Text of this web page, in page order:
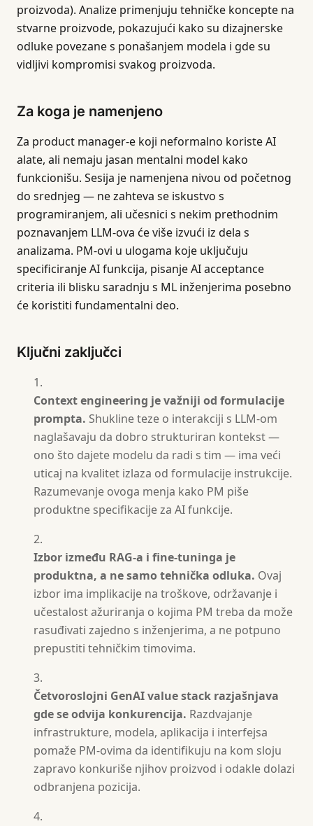
proizvoda). Analize primenjuju tehničke koncepte na
stvarne proizvode, pokazujući kako su dizajnerske
odluke povezane s ponašanjem modela i gde su
vidljivi kompromisi svakog proizvoda.
Za koga je namenjeno
Za product manager-e koji neformalno koriste AI
alate, ali nemaju jasan mentalni model kako
funkcionišu. Sesija je namenjena nivou od početnog
do srednjeg — ne zahteva se iskustvo s
programiranjem, ali učesnici s nekim prethodnim
poznavanjem LLM-ova će više izvući iz dela s
analizama. PM-ovi u ulogama koje uključuju
specificiranje AI funkcija, pisanje AI acceptance
criteria ili blisku saradnju s ML inženjerima posebno
će koristiti fundamentalni deo.
Ključni zaključci
Context engineering je važniji od formulacije
prompta. Shukline teze o interakciji s LLM-om
naglašavaju da dobro strukturiran kontekst —
ono što dajete modelu da radi s tim — ima veći
uticaj na kvalitet izlaza od formulacije instrukcije.
Razumevanje ovoga menja kako PM piše
produktne specifikacije za AI funkcije.
Izbor između RAG-a i fine-tuninga je
produktna, a ne samo tehnička odluka. Ovaj
izbor ima implikacije na troškove, održavanje i
učestalost ažuriranja o kojima PM treba da može
rasuđivati zajedno s inženjerima, a ne potpuno
prepustiti tehničkim timovima.
Četvoroslojni GenAI value stack razjašnjava
gde se odvija konkurencija. Razdvajanje
infrastrukture, modela, aplikacija i interfejsa
pomaže PM-ovima da identifikuju na kom sloju
zapravo konkuriše njihov proizvod i odakle dolazi
odbranjena pozicija.